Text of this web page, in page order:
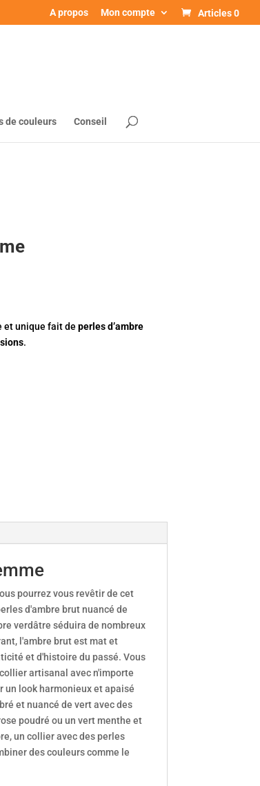
A propos Mon compte Articles 0
de couleurs Conseil
et unique fait de perles d’ambre
.
pourrez vous revêtir de cet
d'ambre brut nuancé de
verdâtre séduira de nombreux
l'ambre brut est mat et
et d'histoire du passé. Vous
artisanal avec n'importe
un look harmonieux et apaisé
et nuancé de vert avec des
poudré ou un vert menthe et
un collier avec des perles
des couleurs comme le